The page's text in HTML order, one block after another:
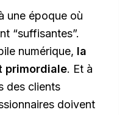
une époque où
“suffisantes”.
numérique, la
primordiale. Et à
des clients
doivent